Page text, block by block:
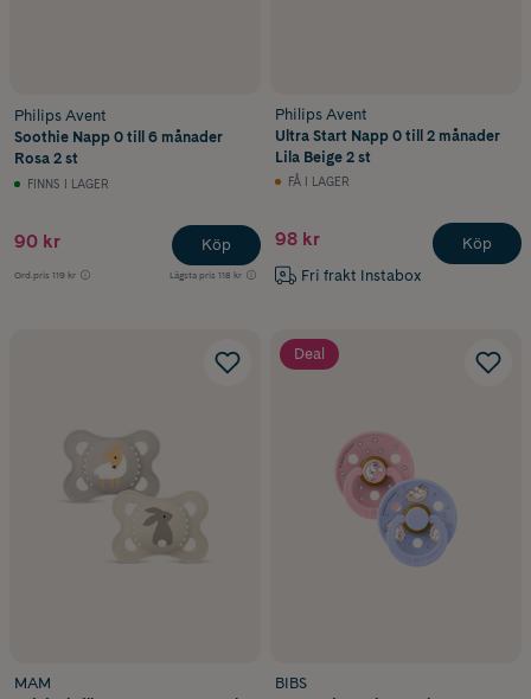
Philips Avent
Soothie Napp 0 till 6 månader
Rosa 2 st
FINNS I LAGER
90 kr
Ord.pris 119 kr Lägsta pris 118 kr
Köp
Philips Avent
Ultra Start Napp 0 till 2 månader
Lila Beige 2 st
FÅ I LAGER
98 kr
Fri frakt Instabox
Köp
MAM
Deal
BIBS